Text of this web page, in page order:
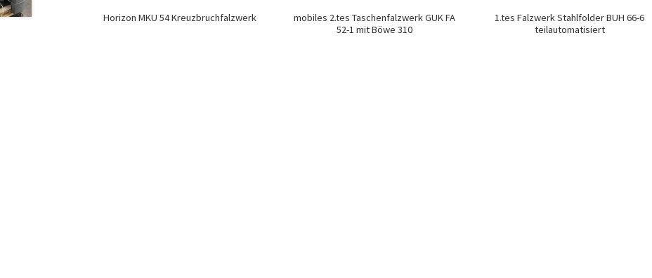
Horizon MKU 54 Kreuzbruchfalzwerk
mobiles 2.tes Taschenfalzwerk GUK FA
52-1 mit Böwe 310
1.tes Falzwerk Stahlfolder BUH 66-6
teilautomatisiert